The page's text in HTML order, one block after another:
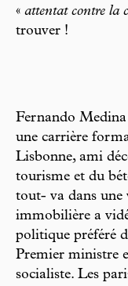
« attentat contre la
trouver !
Fernando
une carrière
Lisbonne, ami
tourisme et du
tout- va dans une
immobilière a
politique préféré
Premier ministre
socialiste. Les